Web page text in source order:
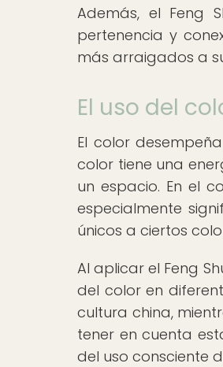
Además, el Feng
pertenencia y
más arraigados a
El uso del
El color
color tiene una
un espacio. En el
especialmente
únicos a ciertos
Al aplicar el Feng
del color en
cultura china,
tener en cuenta
del uso consciente